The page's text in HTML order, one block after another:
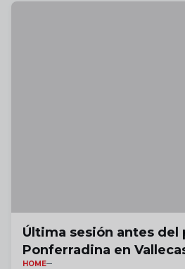
Última sesión antes del
Ponferradina en
HOME